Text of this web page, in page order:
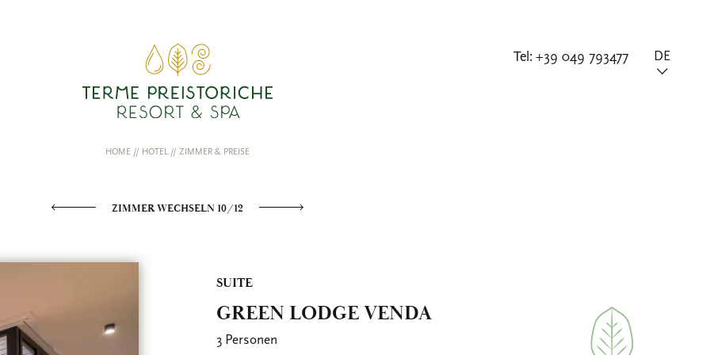
Tel: +39 049 793477 DE
HOME // HOTEL // ZIMMER & PREISE
ZIMMER WECHSELN 10/12
SUITE
GREEN LODGE VENDA
3 Personen